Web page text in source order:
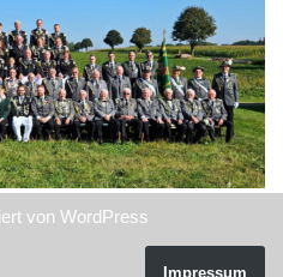
von WordPress
Impressum